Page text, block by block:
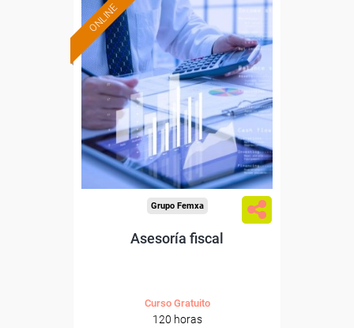
ONLINE
Formación 100%
subvencionada.
Para desempleados,
trabajadores y autónomos.
Sector
-Finanzas y Seguros.
Grupo Femxa
Asesoría fiscal
Curso Gratuito
120 horas